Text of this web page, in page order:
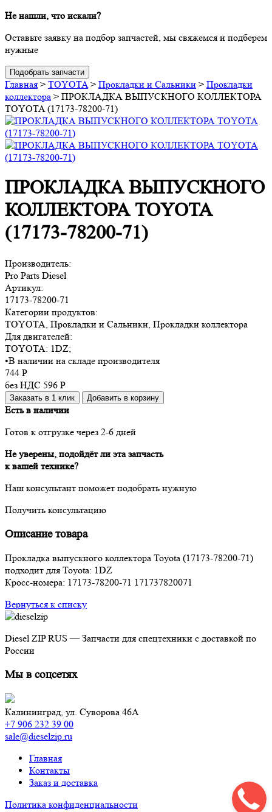
Не нашли, что искали?
Оставьте заявку на подбор запчастей, мы свяжемся и подберем
нужные
Подобрать запчасти
Главная > TOYOTA > Прокладки и Сальники > Прокладки
коллектора > ПРОКЛАДКА ВЫПУСКНОГО КОЛЛЕКТОРА
TOYOTA (17173-78200-71)
ПРОКЛАДКА ВЫПУСКНОГО
КОЛЛЕКТОРА TOYOTA
(17173-78200-71)
Производитель:
Pro Parts Diesel
Артикул:
17173-78200-71
Категории продуктов:
TOYOTA, Прокладки и Сальники, Прокладки коллектора
Для двигателей:
TOYOTA: 1DZ;
•В наличии на складе производителя
744 Р
без НДС 596 Р
Заказать в 1 клик Добавить в корзину
Есть в наличии
Готов к отгрузке через 2-6 дней
Не уверены, подойдёт ли эта запчасть
к вашей технике?
Наш консультант поможет подобрать нужную
Получить консультацию
Описание товара
Прокладка выпускного коллектора Toyota (17173-78200-71)
подходит для Toyota: 1DZ
Кросс-номера: 17173-78200-71 171737820071
Вернуться к списку
Diesel ZIP RUS — Запчасти для спецтехники с доставкой по
России
Мы в соцсетях
Калининград, ул. Суворова 46А
+7 906 232 39 00
sale@dieselzip.ru
Главная
Контакты
Заказ и доставка
Политика конфиденциальности